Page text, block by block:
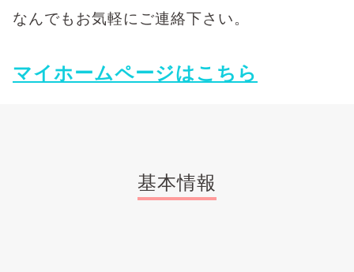
なんでもお気軽にご連絡下さい。
マイホームページはこちら
基本情報